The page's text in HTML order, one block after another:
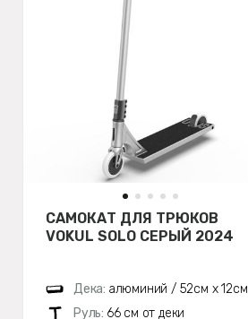
САМОКАТ ДЛЯ ТРЮКОВ
VOKUL SOLO СЕРЫЙ 2024
Дека: алюминий / 52см х 12см
Руль: 66 см от деки